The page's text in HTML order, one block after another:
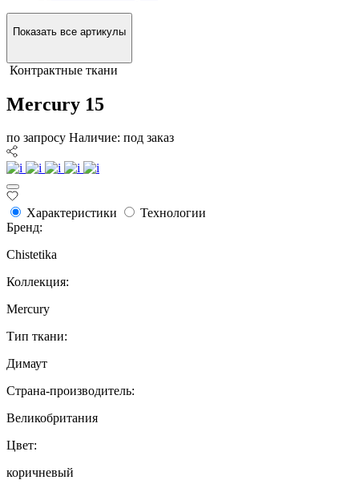
Показать все артикулы
Контрактные ткани
Mercury 15
по запросу Наличие: под заказ
Характеристики
Технологии
Бренд:
Chistetika
Коллекция:
Mercury
Тип ткани:
Димаут
Страна-производитель:
Великобритания
Цвет:
коричневый